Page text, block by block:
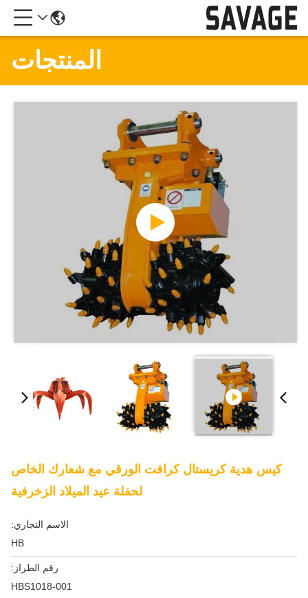
المنتجات
كيس هدية كريستال كرافت الورقي مع شعارك الخاص
لحفلة عيد الميلاد الزخرفية
الاسم التجاري:
HB
رقم الطراز:
HBS1018-001